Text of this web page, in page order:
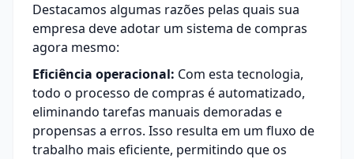
Destacamos algumas razões pelas quais sua
empresa deve adotar um sistema de compras
agora mesmo:
Eficiência operacional: Com esta tecnologia,
todo o processo de compras é automatizado,
eliminando tarefas manuais demoradas e
propensas a erros. Isso resulta em um fluxo de
trabalho mais eficiente, permitindo que os